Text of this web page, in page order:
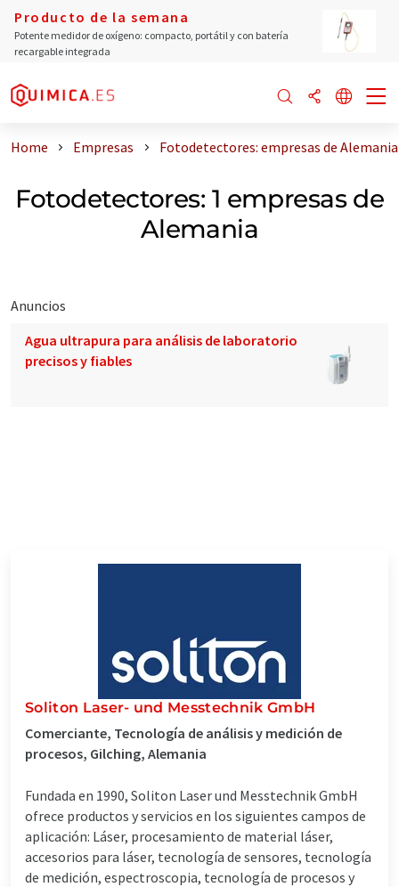
Producto de la semana
Potente medidor de oxígeno: compacto, portátil y con batería
recargable integrada
Home Empresas Fotodetectores: empresas de Alemania
Fotodetectores: 1 empresas de
Alemania
Anuncios
Agua ultrapura para análisis de laboratorio
precisos y fiables
Soliton Laser- und Messtechnik GmbH
Comerciante, Tecnología de análisis y medición de
procesos, Gilching, Alemania
Fundada en 1990, Soliton Laser und Messtechnik GmbH
ofrece productos y servicios en los siguientes campos de
aplicación: Láser, procesamiento de material láser,
accesorios para láser, tecnología de sensores, tecnología
de medición, espectroscopia, tecnología de procesos y